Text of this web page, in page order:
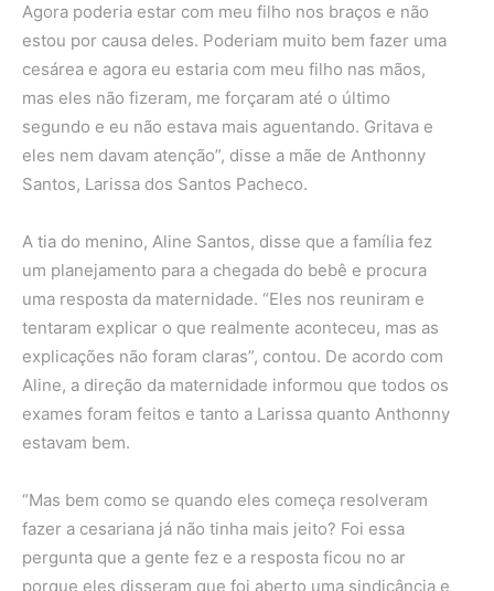
Agora poderia estar com meu filho nos braços e não
estou por causa deles. Poderiam muito bem fazer uma
cesárea e agora eu estaria com meu filho nas mãos,
mas eles não fizeram, me forçaram até o último
segundo e eu não estava mais aguentando. Gritava e
eles nem davam atenção”, disse a mãe de Anthonny
Santos, Larissa dos Santos Pacheco.
A tia do menino, Aline Santos, disse que a família fez
um planejamento para a chegada do bebê e procura
uma resposta da maternidade. “Eles nos reuniram e
tentaram explicar o que realmente aconteceu, mas as
explicações não foram claras”, contou. De acordo com
Aline, a direção da maternidade informou que todos os
exames foram feitos e tanto a Larissa quanto Anthonny
estavam bem.
“Mas bem como se quando eles começa resolveram
fazer a cesariana já não tinha mais jeito? Foi essa
pergunta que a gente fez e a resposta ficou no ar
porque eles disseram que foi aberto uma sindicância e